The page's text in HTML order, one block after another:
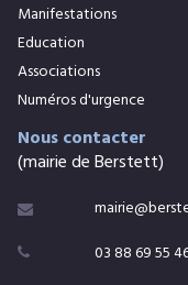
Manifestations
Education
Associations
Numéros d'urgence
Nous contacter
(mairie de Berstett)

 03 88 69 55